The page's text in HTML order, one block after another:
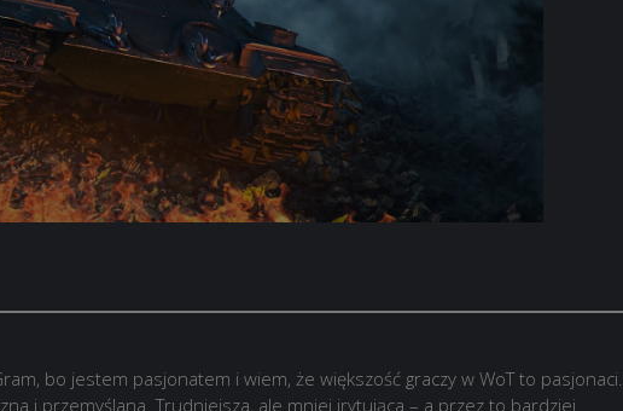
bo jestem pasjonatem i wiem, że większość graczy w WoT to pasjonaci.
i przemyślana. Trudniejsza, ale mniej irytująca – a przez to bardziej